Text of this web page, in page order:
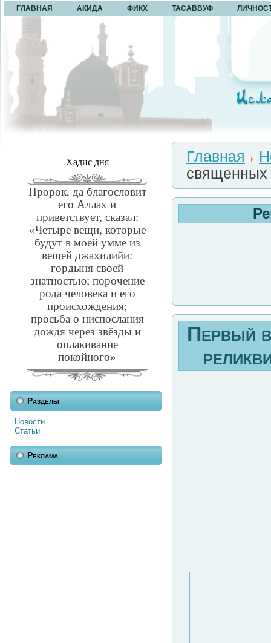
ГЛАВНАЯ АКИДА ФИКХ ТАСАВВУФ
Хадис дня
Пророк, да благословит
его Аллах и
приветствует, сказал:
«Четыре вещи, которые
будут в моей умме из
вещей джахилийи:
гордыня своей
знатностью; порочение
рода человека и его
происхождения;
просьба о ниспослания
дождя через звёзды и
оплакивание
покойного»
Разделы
Новости
Статьи
Реклама
Главная
священных
Первый